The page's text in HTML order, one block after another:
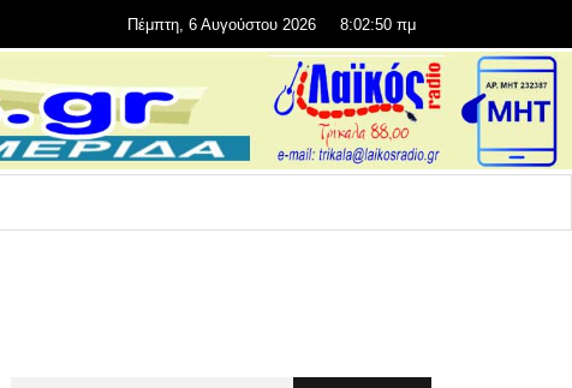
Πέμπτη, 6 Αυγούστου 2026 8:02:51 πμ